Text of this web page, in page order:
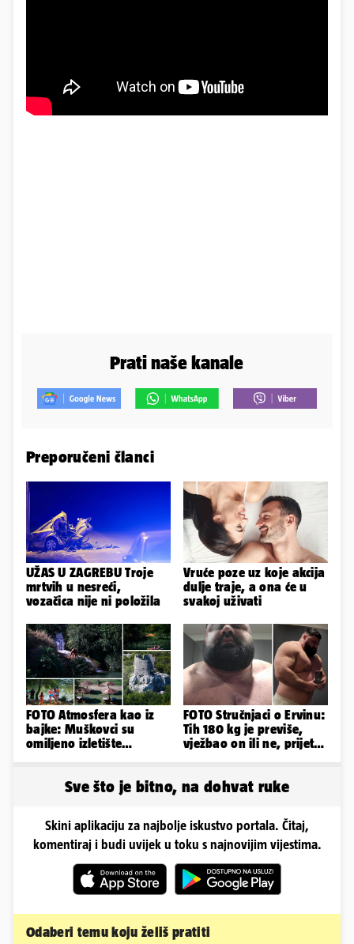
Prati naše kanale
Preporučeni članci
UŽAS U ZAGREBU Troje
mrtvih u nesreći,
vozačica nije ni položila
Vruće poze uz koje akcija
dulje traje, a ona će u
svakoj uživati
FOTO Atmosfera kao iz
bajke: Muškovci su
omiljeno izletište
FOTO Stručnjaci o Ervinu:
Tih 180 kg je previše,
vježbao on ili ne, prijete
Sve što je bitno, na dohvat ruke
Skini aplikaciju za najbolje iskustvo portala. Čitaj,
komentiraj i budi uvijek u toku s najnovijim vijestima.
Odaberi temu koju želiš pratiti